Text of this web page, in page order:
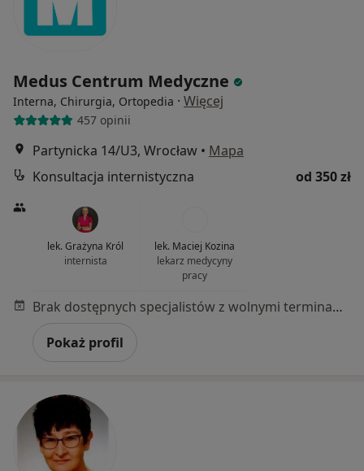
Medus Centrum Medyczne
Interna, Chirurgia, Ortopedia · Więcej
457 opinii
Partynicka 14/U3, Wrocław • Mapa
Konsultacja internistyczna
od 350 zł
lek. Grażyna Król
internista
lek. Maciej Kozina
lekarz medycyny
pracy
Brak dostępnych specjalistów z wolnymi terminami w tym centrum medycznym.
Pokaż profil